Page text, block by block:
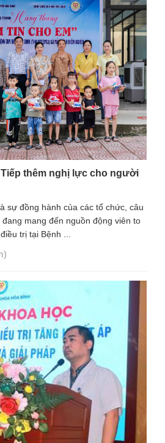
thêm nghị lực cho người
sự đồng hành của các tổ chức, câu
mang đến nguồn động viên to
trị tại Bệnh ...